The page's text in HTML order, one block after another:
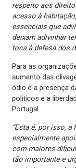
respeito aos
acesso à
essenciais que
deixam adivinhar
toca à defesa dos
Para as
aumento das
ódio e a presença
políticos e a
Portugal.
“Esta é, por isso,
especialmente
com maiores
tão importante e